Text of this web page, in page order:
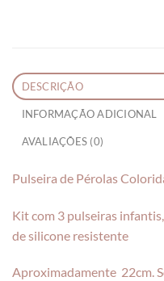
DESCRIÇÃO
INFORMAÇÃO ADICIONAL
AVALIAÇÕES (0)
Pulseira de Pérolas
Kit com 3 pulseiras
de silicone resistente
Aproximadamente 22cm.